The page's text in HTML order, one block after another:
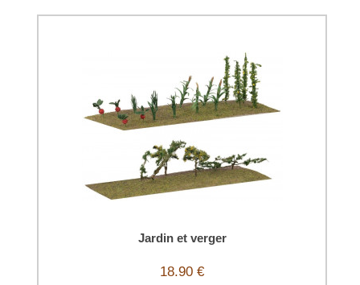
Jardin et verger
18.90 €